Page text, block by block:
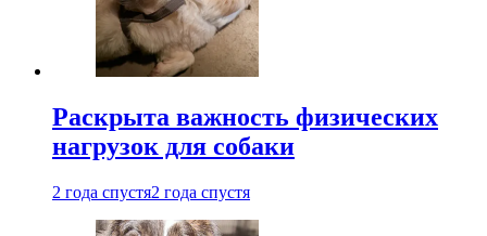
Раскрыта важность физических
нагрузок для собаки
2 года спустя2 года спустя